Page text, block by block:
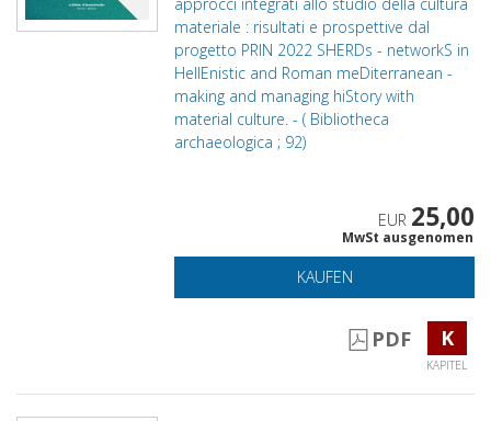
materiale : risultati e prospettive dal
progetto PRIN 2022 SHERDs - networkS in
HellEnistic and Roman meDiterranean -
making and managing hiStory with
material culture. - ( Bibliotheca
archaeologica ; 92)
EUR 25,00
MwSt ausgenomen
KAUFEN
PDF K
KAPITEL